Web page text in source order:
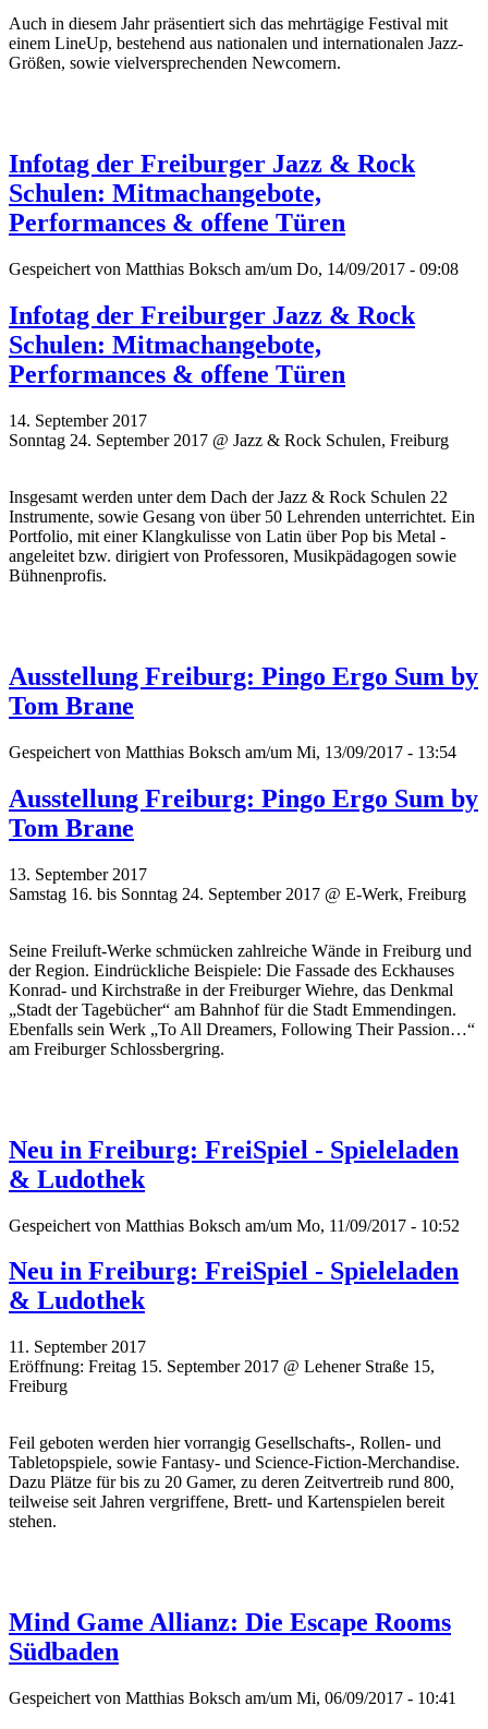
Auch in diesem Jahr präsentiert sich das mehrtägige Festival mit
einem LineUp, bestehend aus nationalen und internationalen Jazz-
Größen, sowie vielversprechenden Newcomern.
Infotag der Freiburger Jazz & Rock
Schulen: Mitmachangebote,
Performances & offene Türen
Gespeichert von Matthias Boksch am/um Do, 14/09/2017 - 09:08
Infotag der Freiburger Jazz & Rock
Schulen: Mitmachangebote,
Performances & offene Türen
14. September 2017
Sonntag 24. September 2017 @ Jazz & Rock Schulen, Freiburg
Insgesamt werden unter dem Dach der Jazz & Rock Schulen 22
Instrumente, sowie Gesang von über 50 Lehrenden unterrichtet. Ein
Portfolio, mit einer Klangkulisse von Latin über Pop bis Metal -
angeleitet bzw. dirigiert von Professoren, Musikpädagogen sowie
Bühnenprofis.
Ausstellung Freiburg: Pingo Ergo Sum by
Tom Brane
Gespeichert von Matthias Boksch am/um Mi, 13/09/2017 - 13:54
Ausstellung Freiburg: Pingo Ergo Sum by
Tom Brane
13. September 2017
Samstag 16. bis Sonntag 24. September 2017 @ E-Werk, Freiburg
Seine Freiluft-Werke schmücken zahlreiche Wände in Freiburg und
der Region. Eindrückliche Beispiele: Die Fassade des Eckhauses
Konrad- und Kirchstraße in der Freiburger Wiehre, das Denkmal
„Stadt der Tagebücher“ am Bahnhof für die Stadt Emmendingen.
Ebenfalls sein Werk „To All Dreamers, Following Their Passion…“
am Freiburger Schlossbergring.
Neu in Freiburg: FreiSpiel - Spieleladen
& Ludothek
Gespeichert von Matthias Boksch am/um Mo, 11/09/2017 - 10:52
Neu in Freiburg: FreiSpiel - Spieleladen
& Ludothek
11. September 2017
Eröffnung: Freitag 15. September 2017 @ Lehener Straße 15,
Freiburg
Feil geboten werden hier vorrangig Gesellschafts-, Rollen- und
Tabletopspiele, sowie Fantasy- und Science-Fiction-Merchandise.
Dazu Plätze für bis zu 20 Gamer, zu deren Zeitvertreib rund 800,
teilweise seit Jahren vergriffene, Brett- und Kartenspielen bereit
stehen.
Mind Game Allianz: Die Escape Rooms
Südbaden
Gespeichert von Matthias Boksch am/um Mi, 06/09/2017 - 10:41